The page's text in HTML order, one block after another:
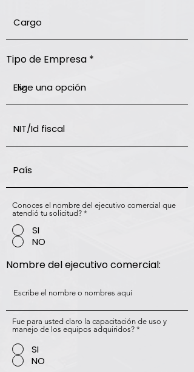
Tipo de Empresa
Conoces el nombre del ejecutivo comercial que
atendió tu solicitud? *
SI
NO
Nombre del ejecutivo comercial:
Fue para usted claro la capacitación de uso y
manejo de los equipos adquiridos? *
SI
NO